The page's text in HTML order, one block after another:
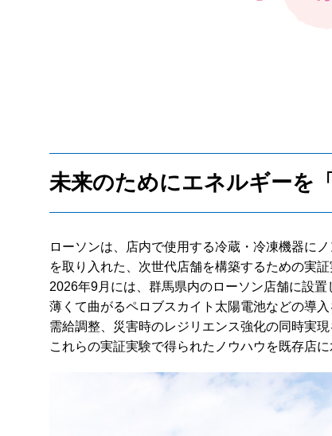
未来のためにエネルギーを
ローソンは、店内で使用する冷蔵・冷凍機器に
を取り入れた、次世代店舗を構築するための実
2026年9月には、群馬県内のローソン店舗に設
薄くて曲がるペロブスカイト太陽電池などの導
需給調整、災害時のレジリエンス強化の同時実
これらの実証実験で得られたノウハウを既存店